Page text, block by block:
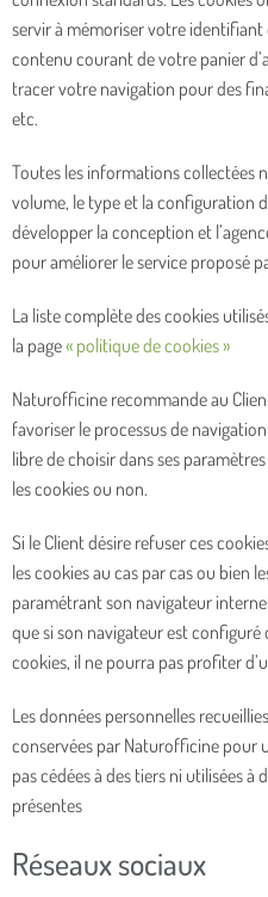
servir à mémoriser votre identifiant
contenu courant de votre panier
tracer votre navigation pour des
etc.
Toutes les informations collectées
volume, le type et la configuration
développer la conception et
pour améliorer le service proposé
La liste complète des cookies
la page« politique de cookies »
Naturofficine recommande au
favoriser le processus de
libre de choisir dans ses
les cookies ou non.
Si le Client désire refuser ces
les cookies au cas par cas ou bien
paramétrant son navigateur
que si son navigateur est configuré
cookies, il ne pourra pas profiter
Les données personnelles
conservées par Naturofficine pour
pas cédées à des tiers ni utilisées à
présentes
Réseaux sociaux